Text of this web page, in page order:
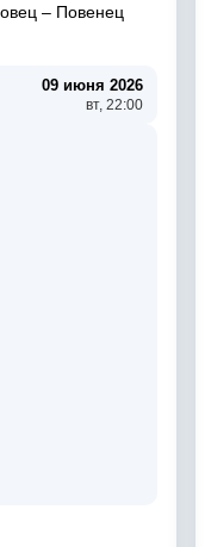
– Повенец
09 июня 2026
вт, 22:00